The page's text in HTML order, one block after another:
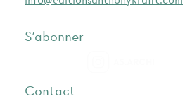
S'abonner
Contact